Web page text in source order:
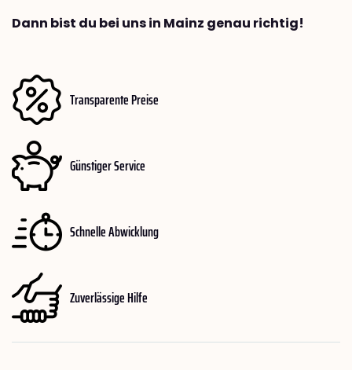
Dann bist du bei uns in Mainz genau richtig!
Transparente Preise
Günstiger Service
Schnelle Abwicklung
Zuverlässige Hilfe